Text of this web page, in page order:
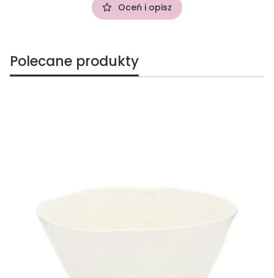
Oceń i opisz
Polecane produkty